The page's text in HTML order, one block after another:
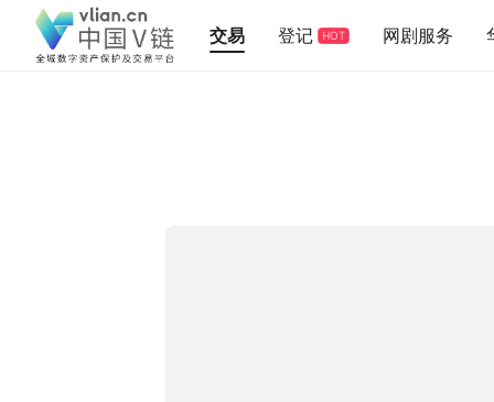
交易 登记 HOT 网剧服务